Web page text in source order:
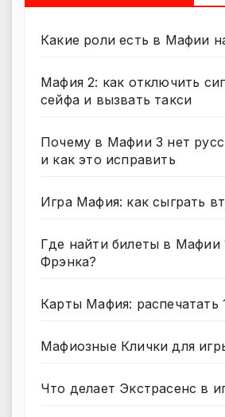
Какие роли есть в Мафии
Мафия 2: как отключить
сейфа и вызвать такси
Почему в Мафии 3 нет
и как это исправить
Игра Мафия: как сыграть
Где найти билеты в Мафии
Фрэнка?
Карты Мафия: распечатать
Мафиозные Клички для
Что делает Экстрасенс в